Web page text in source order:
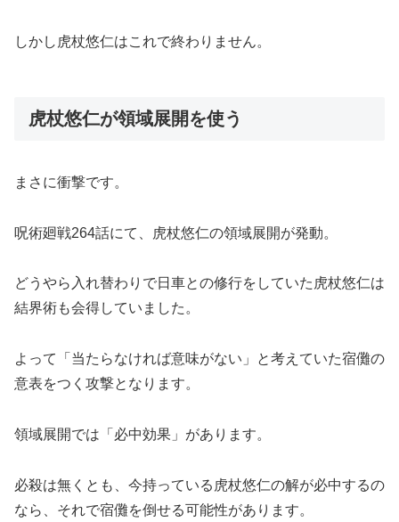
しかし虎杖悠仁はこれで終わりません。
虎杖悠仁が領域展開を使う
まさに衝撃です。
呪術廻戦264話にて、虎杖悠仁の領域展開が発動。
どうやら入れ替わりで日車との修行をしていた虎杖悠仁は
結界術も会得していました。
よって「当たらなければ意味がない」と考えていた宿儺の
意表をつく攻撃となります。
領域展開では「必中効果」があります。
必殺は無くとも、今持っている虎杖悠仁の解が必中するの
なら、それで宿儺を倒せる可能性があります。